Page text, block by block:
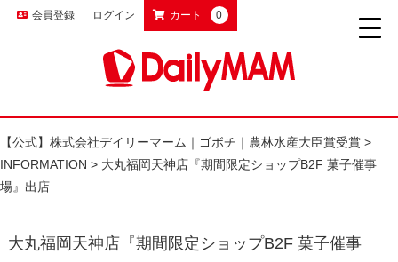
会員登録 ログイン カート 0
【公式】株式会社デイリーマーム｜ゴボチ｜農林水産大臣賞受賞 >
INFORMATION > 大丸福岡天神店『期間限定ショップB2F 菓子催事
場』出店
大丸福岡天神店『期間限定ショップB2F 菓子催事